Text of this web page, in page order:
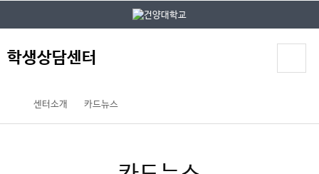
학생상담센터
센터소개 카드뉴스